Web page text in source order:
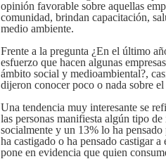
opinión favorable sobre aquellas
comunidad, brindan capacitación,
medio ambiente.
Frente a la pregunta ¿En el último
esfuerzo que hacen algunas
ámbito social y medioambiental?,
dijeron conocer poco o nada sobre
Una tendencia muy interesante se
las personas manifiesta algún tipo
socialmente y un 13% lo ha
ha castigado o ha pensado castigar
pone en evidencia que quien